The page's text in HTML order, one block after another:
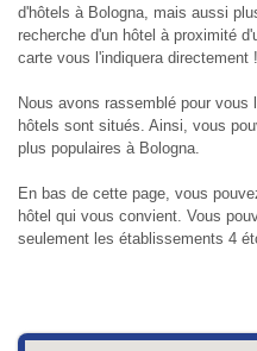
d'hôtels à Bologna, mais aussi
recherche d'un hôtel à proximité
carte vous l'indiquera directement !
Nous avons rassemblé pour
hôtels sont situés. Ainsi, vous
plus populaires à Bologna.
En bas de cette page, vous
hôtel qui vous convient. Vous
seulement les établissements 4